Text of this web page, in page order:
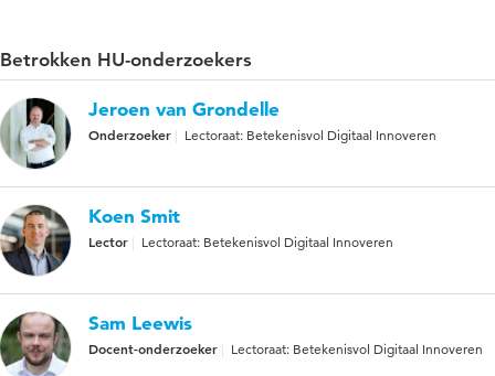
Betrokken HU-onderzoekers
Jeroen van Grondelle
Onderzoeker Lectoraat: Betekenisvol Digitaal Innoveren
Koen Smit
Lector Lectoraat: Betekenisvol Digitaal Innoveren
Sam Leewis
Docent-onderzoeker Lectoraat: Betekenisvol Digitaal Innoveren